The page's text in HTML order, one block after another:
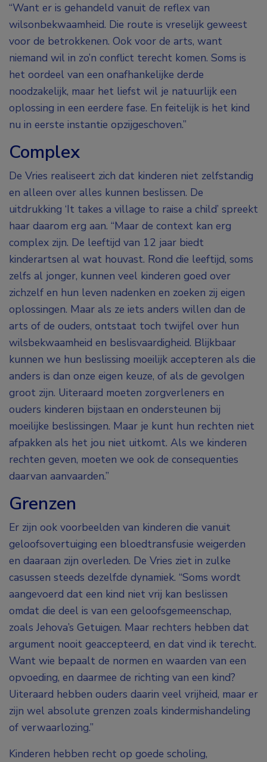
“Want er is gehandeld vanuit de reflex van
wilsonbekwaamheid. Die route is vreselijk geweest
voor de betrokkenen. Ook voor de arts, want
niemand wil in zo’n conflict terecht komen. Soms is
het oordeel van een onafhankelijke derde
noodzakelijk, maar het liefst wil je natuurlijk een
oplossing in een eerdere fase. En feitelijk is het kind
nu in eerste instantie opzijgeschoven.”
Complex
De Vries realiseert zich dat kinderen niet zelfstandig
en alleen over alles kunnen beslissen. De
uitdrukking ‘It takes a village to raise a child’ spreekt
haar daarom erg aan. “Maar de context kan erg
complex zijn. De leeftijd van 12 jaar biedt
kinderartsen al wat houvast. Rond die leeftijd, soms
zelfs al jonger, kunnen veel kinderen goed over
zichzelf en hun leven nadenken en zoeken zij eigen
oplossingen. Maar als ze iets anders willen dan de
arts of de ouders, ontstaat toch twijfel over hun
wilsbekwaamheid en beslisvaardigheid. Blijkbaar
kunnen we hun beslissing moeilijk accepteren als die
anders is dan onze eigen keuze, of als de gevolgen
groot zijn. Uiteraard moeten zorgverleners en
ouders kinderen bijstaan en ondersteunen bij
moeilijke beslissingen. Maar je kunt hun rechten niet
afpakken als het jou niet uitkomt. Als we kinderen
rechten geven, moeten we ook de consequenties
daarvan aanvaarden.”
Grenzen
Er zijn ook voorbeelden van kinderen die vanuit
geloofsovertuiging een bloedtransfusie weigerden
en daaraan zijn overleden. De Vries ziet in zulke
casussen steeds dezelfde dynamiek. “Soms wordt
aangevoerd dat een kind niet vrij kan beslissen
omdat die deel is van een geloofsgemeenschap,
zoals Jehova’s Getuigen. Maar rechters hebben dat
argument nooit geaccepteerd, en dat vind ik terecht.
Want wie bepaalt de normen en waarden van een
opvoeding, en daarmee de richting van een kind?
Uiteraard hebben ouders daarin veel vrijheid, maar er
zijn wel absolute grenzen zoals kindermishandeling
of verwaarlozing.”
Kinderen hebben recht op goede scholing,